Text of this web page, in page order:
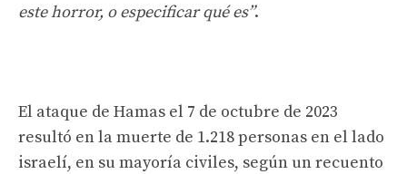
este horror, o especificar qué es”.
El ataque de Hamas el 7 de octubre de 2023
resultó en la muerte de 1.218 personas en el lado
israelí, en su mayoría civiles, según un recuento